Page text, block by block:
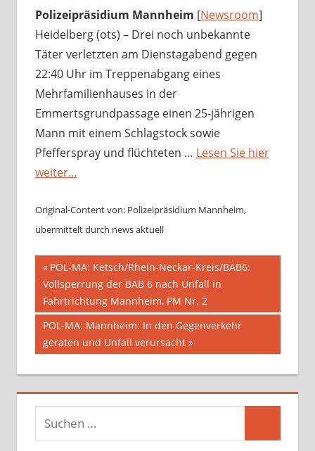
Polizeipräsidium Mannheim [Newsroom]
Heidelberg (ots) – Drei noch unbekannte
Täter verletzten am Dienstagabend gegen
22:40 Uhr im Treppenabgang eines
Mehrfamilienhauses in der
Emmertsgrundpassage einen 25-jährigen
Mann mit einem Schlagstock sowie
Pfefferspray und flüchteten … Lesen Sie hier
weiter…
Original-Content von: Polizeipräsidium Mannheim,
übermittelt durch news aktuell
Beitragsnavigation
Vorheriger
Beitrag:
POL-MA: Ketsch/Rhein-Neckar-Kreis/BAB6:
Vollsperrung der BAB 6 nach Unfall in
Fahrtrichtung Mannheim, PM Nr. 2
Nächster
Beitrag:
POL-MA: Mannheim: In den Gegenverkehr
geraten und Unfall verursacht
Suchen
nach: